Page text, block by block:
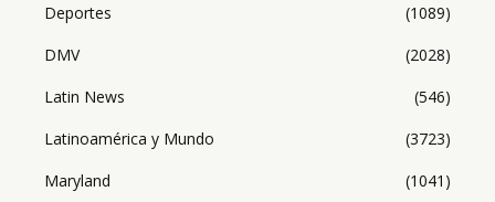
Deportes
(1089)
DMV
(2028)
Latin News
(546)
Latinoamérica y Mundo
(3723)
Maryland
(1041)